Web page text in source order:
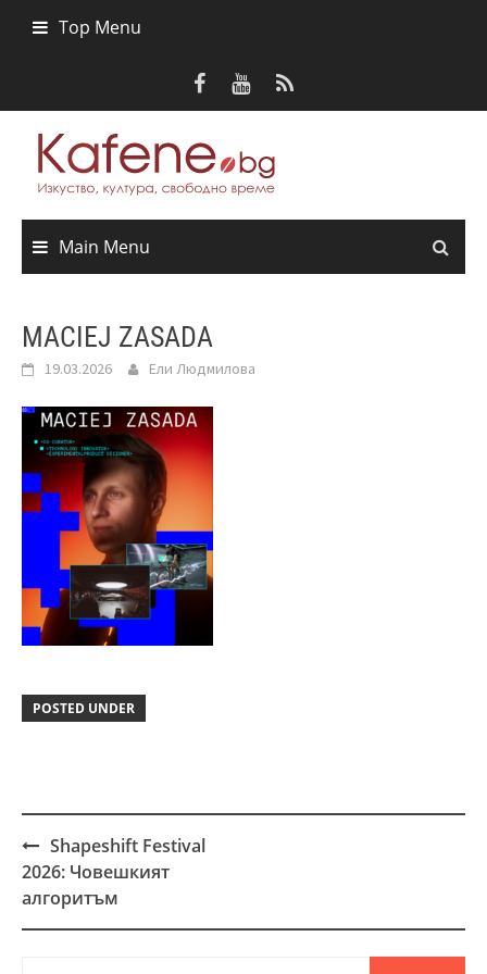
Top Menu
Main Menu
MACIEJ ZASADA
19.03.2026 Ели Людмилова
POSTED UNDER
Post
navigation
Shapeshift Festival
2026: Човешкият
алгоритъм